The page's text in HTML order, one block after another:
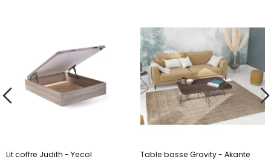
Lit coffre Judith - Yecol Table basse Gravity - Akante